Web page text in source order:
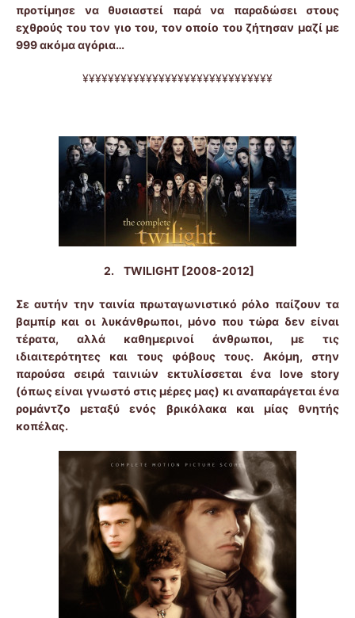
προτίμησε να θυσιαστεί παρά να παραδώσει στους
εχθρούς του τον γιο του, τον οποίο του ζήτησαν μαζί με
999 ακόμα αγόρια…
¥¥¥¥¥¥¥¥¥¥¥¥¥¥¥¥¥¥¥¥¥¥¥¥¥¥¥¥¥¥
2. TWILIGHT [2008-2012]
Σε αυτήν την ταινία πρωταγωνιστικό ρόλο παίζουν τα
βαμπίρ και οι λυκάνθρωποι, μόνο που τώρα δεν είναι
τέρατα, αλλά καθημερινοί άνθρωποι, με τις
ιδιαιτερότητες και τους φόβους τους. Ακόμη, στην
παρούσα σειρά ταινιών εκτυλίσσεται ένα love
story
(όπως είναι γνωστό στις μέρες μας) κι αναπαράγεται ένα
ρομάντζο μεταξύ ενός βρικόλακα και μίας θνητής
κοπέλας.